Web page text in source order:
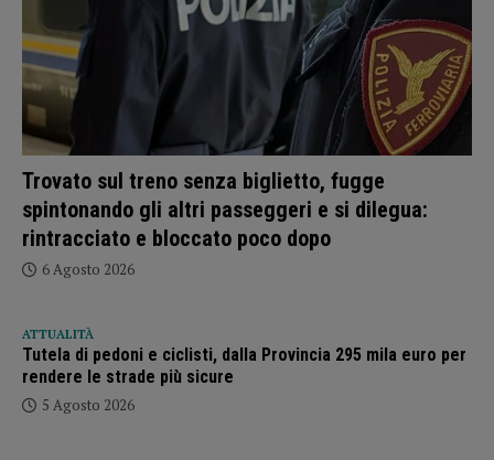
Trovato sul treno senza biglietto, fugge
spintonando gli altri passeggeri e si dilegua:
rintracciato e bloccato poco dopo
6 Agosto 2026
ATTUALITÀ
Tutela di pedoni e ciclisti, dalla Provincia 295 mila euro per
rendere le strade più sicure
5 Agosto 2026